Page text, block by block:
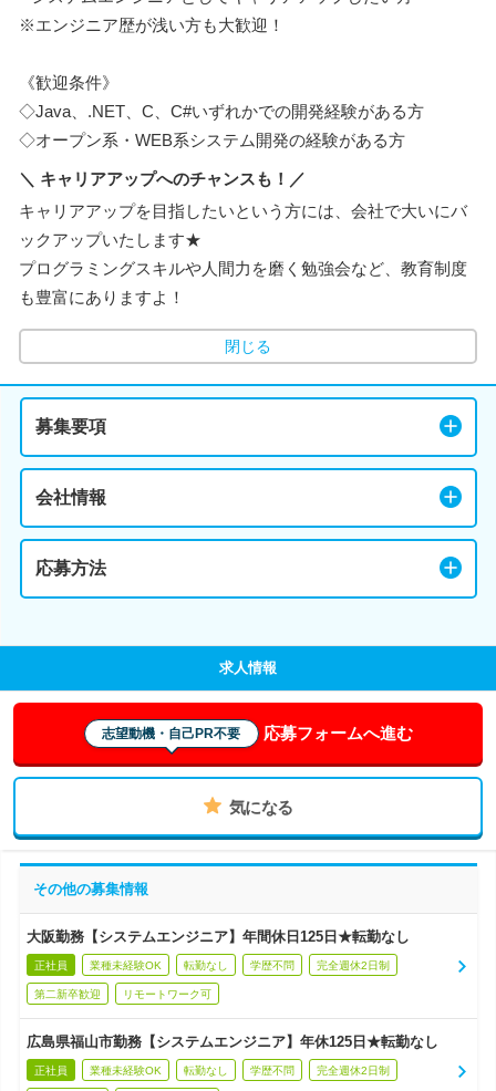
※エンジニア歴が浅い方も大歓迎！
《歓迎条件》
◇Java、.NET、C、C#いずれかでの開発経験がある方
◇オープン系・WEB系システム開発の経験がある方
＼ キャリアアップへのチャンスも！／
キャリアアップを目指したいという方には、会社で大いにバ
ックアップいたします★
プログラミングスキルや人間力を磨く勉強会など、教育制度
も豊富にありますよ！
閉じる
募集要項
会社情報
応募方法
求人情報
志望動機・自己PR不要 応募フォームへ進む
気になる
その他の募集情報
大阪勤務【システムエンジニア】年間休日125日★転勤なし
正社員 業種未経験OK 転勤なし 学歴不問 完全週休2日制
第二新卒歓迎 リモートワーク可
広島県福山市勤務【システムエンジニア】年休125日★転勤なし
正社員 業種未経験OK 転勤なし 学歴不問 完全週休2日制